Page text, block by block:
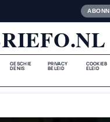
GESCHIE
DENIS
PRIVACY
BELEID
COOKIEB
ELEID